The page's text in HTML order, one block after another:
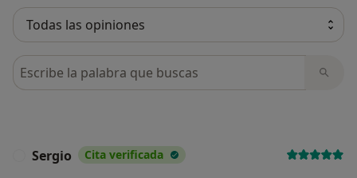
Busca en opiniones
Sergio Cita verificada